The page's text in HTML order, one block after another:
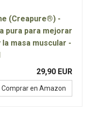
(Creapure®) -
pura para mejorar
masa muscular -
29,90 EUR
Comprar en Amazon